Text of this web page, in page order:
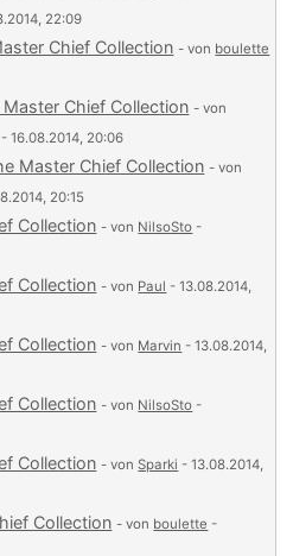
22:09
Chief Collection - von boulette
Master Chief Collection - von
- 16.08.2014, 20:06
Master Chief Collection - von
20:15
Collection - von NilsoSto -
Collection - von Paul - 13.08.2014,
Collection - von Marvin - 13.08.2014,
Collection - von NilsoSto -
Collection - vonSparki - 13.08.2014,
Collection - von boulette -